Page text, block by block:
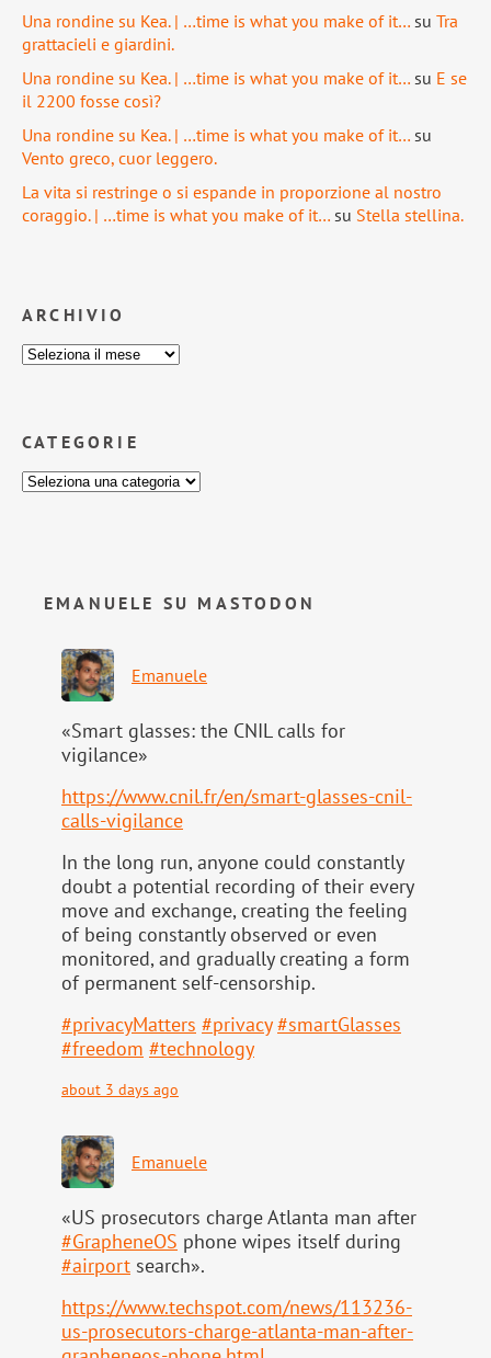
Una rondine su Kea. | …time is what you make of it… su Tra
grattacieli e giardini.
Una rondine su Kea. | …time is what you make of it… su E se
il 2200 fosse così?
Una rondine su Kea. | …time is what you make of it… su
Vento greco, cuor leggero.
La vita si restringe o si espande in proporzione al nostro
coraggio. | …time is what you make of it… su Stella stellina.
ARCHIVIO
CATEGORIE
EMANUELE SU MASTODON
Emanuele
«Smart glasses: the CNIL calls for
vigilance»
https://www.cnil.fr/en/smart-glasses-cnil-
calls-vigilance
In the long run, anyone could constantly
doubt a potential recording of their every
move and exchange, creating the feeling
of being constantly observed or even
monitored, and gradually creating a form
of permanent self-censorship.
#privacyMatters #privacy #smartGlasses
#freedom #technology
about 3 days ago
Emanuele
«US prosecutors charge Atlanta man after
#GrapheneOS phone wipes itself during
#airport search».
https://www.techspot.com/news/113236-
us-prosecutors-charge-atlanta-man-after-